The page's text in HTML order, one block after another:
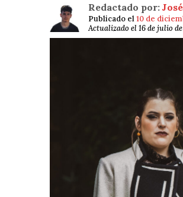
Redactado por:
Publicado el10 de
Actualizado el 16 de julio